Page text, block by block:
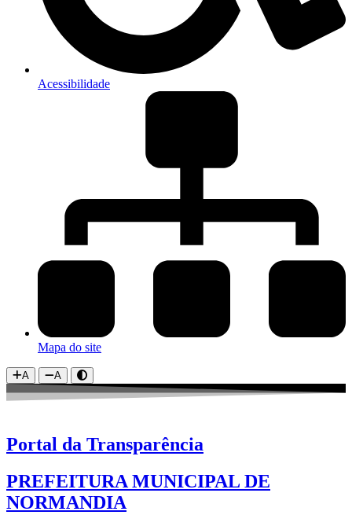
Acessibilidade
Mapa do site
A A
Portal da Transparência
PREFEITURA MUNICIPAL DE
NORMANDIA